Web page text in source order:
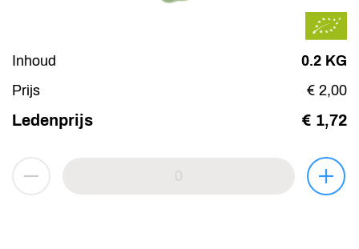
Inhoud
0.2 KG
Prijs
€ 2,00
Ledenprijs € 1,72